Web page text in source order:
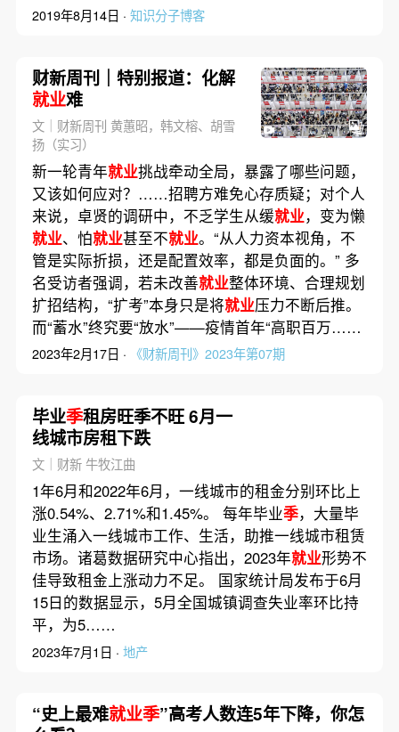
2019年8月14日 · 知识分子博客
财新周刊｜特别报道：化解
就业难
文｜财新周刊 黄蕙昭，韩文榕、胡雪
扬（实习）
新一轮青年就业挑战牵动全局，暴露了哪些问题，
又该如何应对？……招聘方难免心存质疑；对个人
来说，卓贤的调研中，不乏学生从缓就业，变为懒
就业、怕就业甚至不就业。“从人力资本视角，不
管是实际折损，还是配置效率，都是负面的。” 多
名受访者强调，若未改善就业整体环境、合理规划
扩招结构，“扩考”本身只是将就业压力不断后推。
而“蓄水”终究要“放水”——疫情首年“高职百万……
2023年2月17日 · 《财新周刊》2023年第07期
毕业季租房旺季不旺 6月一
线城市房租下跌
文｜财新 牛牧江曲
1年6月和2022年6月，一线城市的租金分别环比上
涨0.54%、2.71%和1.45%。 每年毕业季，大量毕
业生涌入一线城市工作、生活，助推一线城市租赁
市场。诸葛数据研究中心指出，2023年就业形势不
佳导致租金上涨动力不足。 国家统计局发布于6月
15日的数据显示，5月全国城镇调查失业率环比持
平，为5……
2023年7月1日 · 地产
“史上最难就业季”高考人数连5年下降，你怎